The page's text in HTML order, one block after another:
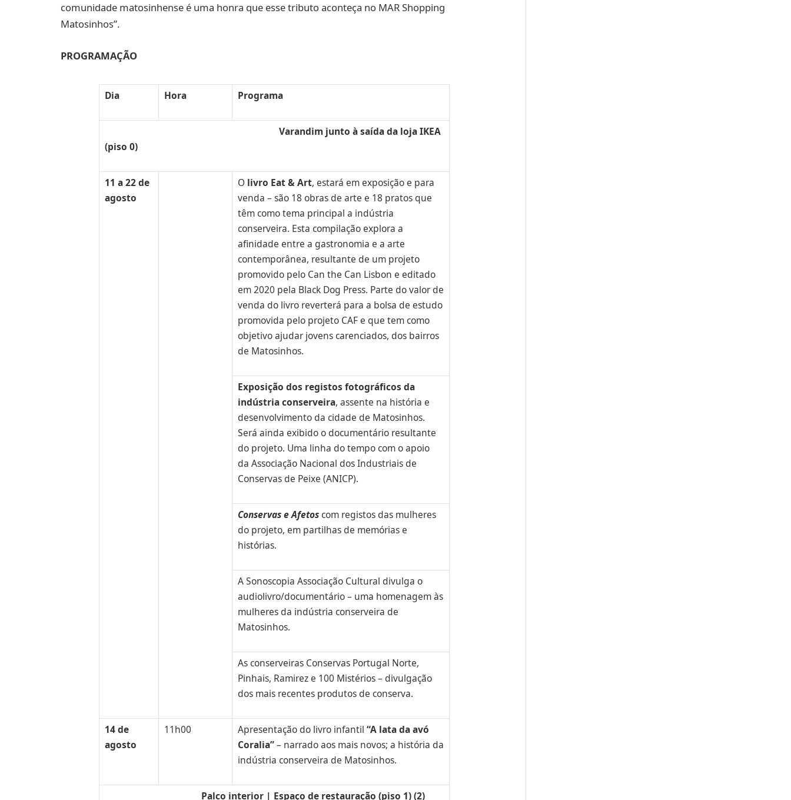
comunidade matosinhense é uma honra que esse tributo aconteça no MAR Shopping
Matosinhos”.
PROGRAMAÇÃO
Dia Hora Programa
Varandim junto à saída da loja IKEA
(piso 0)
11 a 22 de
agosto
O livro Eat & Art, estará em exposição e para
venda – são 18 obras de arte e 18 pratos que
têm como tema principal a indústria
conserveira. Esta compilação explora a
afinidade entre a gastronomia e a arte
contemporânea, resultante de um projeto
promovido pelo Can the Can Lisbon e editado
em 2020 pela Black Dog Press. Parte do valor de
venda do livro reverterá para a bolsa de estudo
promovida pelo projeto CAF e que tem como
objetivo ajudar jovens carenciados, dos bairros
de Matosinhos.
Exposição dos registos fotográficos da
indústriaconserveira, assente na história e
desenvolvimento da cidade de Matosinhos.
Será ainda exibido o documentário resultante
do projeto. Uma linha do tempo com o apoio
da Associação Nacional dos Industriais de
Conservas de Peixe (ANICP).
Conservas e Afetoscom registos das mulheres
do projeto, em partilhas de memórias e
histórias.
A Sonoscopia Associação Cultural divulga o
audiolivro/documentário – uma homenagem às
mulheres da indústria conserveira de
Matosinhos.
As conserveiras Conservas Portugal Norte,
Pinhais, Ramirez e 100 Mistérios – divulgação
dos mais recentes produtos de conserva.
14 de
agosto
11h00 Apresentação do livro infantil “A lata da avó
Coralia”– narrado aos mais novos; a história da
indústria conserveira de Matosinhos.
Palco interior | Espaço de restauração (piso 1) (2)